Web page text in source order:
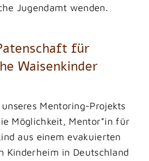
Jugendamt wenden.
für
Waisenkinder
Mentoring-Projekts
Möglichkeit, Mentor*in für
aus einem evakuierten
Kinderheim in Deutschland